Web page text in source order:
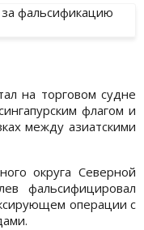
на торговом судне
флагом и
между азиатскими
округа Северной
фальсифицировал
операции с